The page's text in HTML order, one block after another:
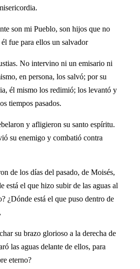
son mi Pueblo, son hijos que no
fue para ellos un salvador
No intervino ni un emisario ni
en persona, los salvó; por su
él mismo los redimió; los levantó y
tiempos pasados.
y afligieron su santo espíritu.
su enemigo y combatió contra
de los días del pasado, de Moisés,
está el que hizo subir de las aguas al
¿Dónde está el que puso dentro de
su brazo glorioso a la derecha de
las aguas delante de ellos, para
eterno?